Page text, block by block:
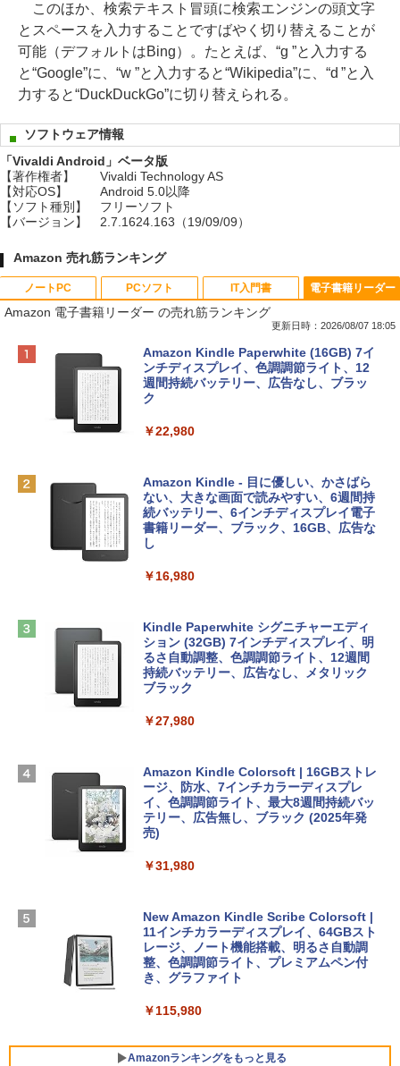
このほか、検索テキスト冒頭に検索エンジンの頭文字
とスペースを入力することですばやく切り替えることが
可能（デフォルトはBing）。たとえば、“g ”と入力する
と“Google”に、“w ”と入力すると“Wikipedia”に、“d ”と入
力すると“DuckDuckGo”に切り替えられる。
ソフトウェア情報
「Vivaldi Android」ベータ版
【著作権者】
Vivaldi Technology AS
【対応OS】
Android 5.0以降
【ソフト種別】
フリーソフト
【バージョン】
2.7.1624.163（19/09/09）
Amazon 売れ筋ランキング
ノートPC
Apple 2026 MacBook Neo A18 Proチッ
プ搭載13インチノートブック：AIとAppl
e Intelligence、Liquid Retinaディスプ
レイ、8GBメモリ、512GB SSD、1080p
ィゴ + 3年延長 AppleCare+ for 13インチ
￥162,598
tomtoc 360°保護 15.6 16インチ パソコ
ンケース Dell NEC Lavie ASUS HP dyna
Apple 2026 MacBook Air M5チップ搭載
13インチノートブック：AIとApple Intell
igence、13.6インチLiquid Retinaディ
スプレイ、16GBユニファイドメモリ、1
ームカメラ、日本語キーボード、Touch I
￥261,414
【Amazon.co.jp限定】 HP ノートパソコ
ン 15-fd 15.6インチ 16GBメモリ 512GB
FMV ノートパソコン WE1-K3 (MS 365 P
ersonal/Copilotキー搭載/Win 11/15.6型/
Core i5/16GB/SSD 512GB/ホワイト) FM
VWK3E15W_AZ
￥139,880
PCソフト
Robloxギフトカード - 800 Robux 【限
定バーチャルアイテムを含む】 【オンラ
インゲームコード】 ロブロックス | オン
ラインコード版
￥1,300
Microsoft Office Home & Business 202
4(最新 永続版)|オンラインコード版|Wind
ows11、10/mac対応|PC2台
￥39,582
インゲームコード】 ロブロックス | オン
ラインコード版
￥3,200
Robloxギフトカード - 1000 Robux 【限
ラインコード版
￥1,600
ト): Java & Bedrock Edition | オンライ
￥3,600
IT入門書
生成AIパスポート公式テキスト 第４版
￥1,766
出す プロンプトの言葉 AI画像生成シリー
ズ (はぴーイラストLabo)
￥480
ClaudeCode いちばんやさしい 教科書:
にもKindle出版にも！ 非エンジニアのた
めのAIコーディング入門シリーズ
￥99
1冊ですべて身につくHTML & CSSとWe
￥1,292
FM TOWNS ハイパー・カタログ: 本体ハ
ェクトリストと最新エミュレータ紹介
電子書籍リーダー
Amazon 電子書籍リーダー の売れ筋ランキング
更新日時：2026/08/07 18:05
Amazon Kindle Paperwhite (16GB) 7イ
ンチディスプレイ、色調調節ライト、12
週間持続バッテリー、広告なし、ブラッ
ク
￥22,980
Amazon Kindle - 目に優しい、かさばら
ない、大きな画面で読みやすい、6週間持
続バッテリー、6インチディスプレイ電子
書籍リーダー、ブラック、16GB、広告な
し
￥16,980
Kindle Paperwhite シグニチャーエディ
ション (32GB) 7インチディスプレイ、明
るさ自動調整、色調調節ライト、12週間
持続バッテリー、広告なし、メタリック
ブラック
￥27,980
Amazon Kindle Colorsoft | 16GBストレ
ージ、防水、7インチカラーディスプレ
イ、色調調節ライト、最大8週間持続バッ
テリー、広告無し、ブラック (2025年発
売)
￥31,980
New Amazon Kindle Scribe Colorsoft |
11インチカラーディスプレイ、64GBスト
レージ、ノート機能搭載、明るさ自動調
整、色調調節ライト、プレミアムペン付
き、グラファイト
￥115,980
Amazonランキングをもっと見る